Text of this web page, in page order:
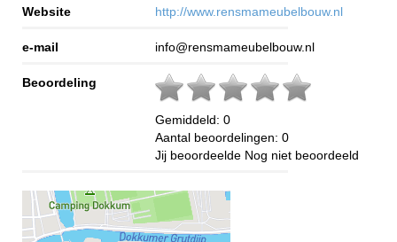
Website http://www.rensmameubelbouw.nl
e-mail info@rensmameubelbouw.nl
Beoordeling
Gemiddeld: 0
Aantal beoordelingen: 0
Jij beoordeelde Nog niet beoordeeld